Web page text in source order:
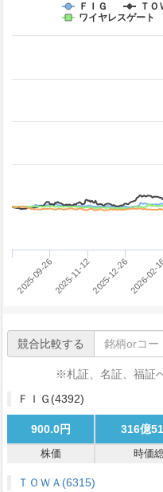
ＦＩＧ
ＴＯ
ワイヤレスゲート
2025-09-262025-11-122025-12-262026-
競合比較する
※札証、名証、福証
ＦＩＧ (4392)
900.0円 316億
株価 時価
ＴＯＷＡ (6315)